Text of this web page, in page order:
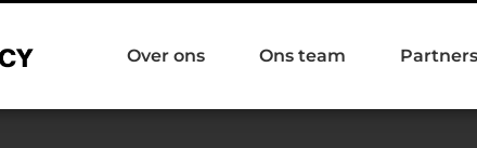
Over ons Ons team Partners